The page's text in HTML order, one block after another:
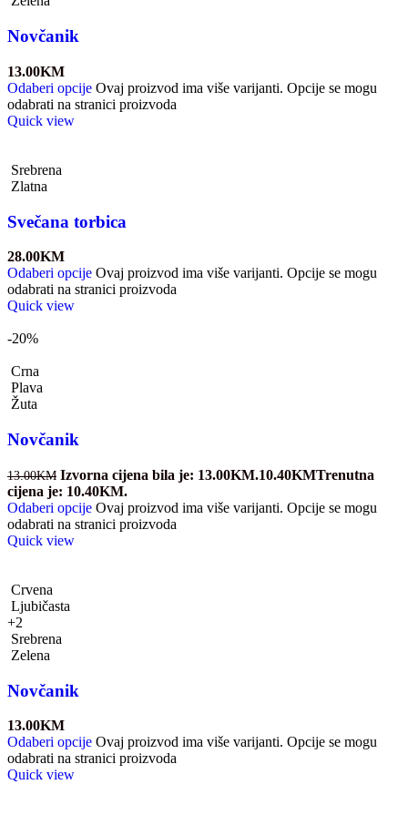
Novčanik
13.00KM
Odaberi opcije Ovaj proizvod ima više varijanti. Opcije se mogu
odabrati na stranici proizvoda
Quick view
Srebrena
Zlatna
Svečana torbica
28.00KM
Odaberi opcije Ovaj proizvod ima više varijanti. Opcije se mogu
odabrati na stranici proizvoda
Quick view
-20%
Crna
Plava
Žuta
Novčanik
13.00KM Izvorna cijena bila je: 13.00KM.10.40KMTrenutna
cijena je: 10.40KM.
Odaberi opcije Ovaj proizvod ima više varijanti. Opcije se mogu
odabrati na stranici proizvoda
Quick view
Crvena
Ljubičasta
+2
Srebrena
Zelena
Novčanik
13.00KM
Odaberi opcije Ovaj proizvod ima više varijanti. Opcije se mogu
odabrati na stranici proizvoda
Quick view